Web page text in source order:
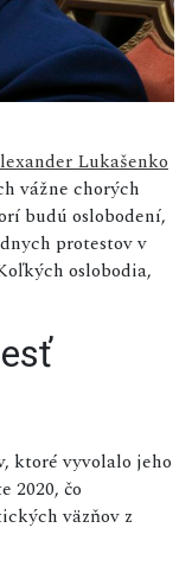
Lukašenko
vážne chorých
budú oslobodení,
protestov v
oslobodia,
ktoré vyvolalo jeho
2020, čo
väzňov z